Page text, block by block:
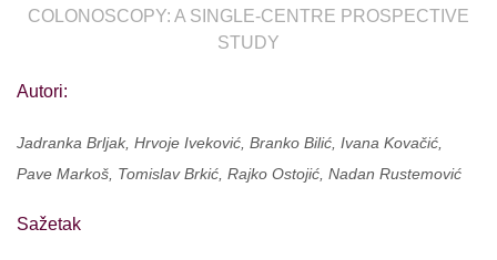
COLONOSCOPY: A SINGLE-CENTRE PROSPECTIVE
STUDY
Autori:
Jadranka Brljak, Hrvoje Iveković, Branko Bilić, Ivana Kovačić,
Pave Markoš, Tomislav Brkić, Rajko Ostojić, Nadan Rustemović
Sažetak